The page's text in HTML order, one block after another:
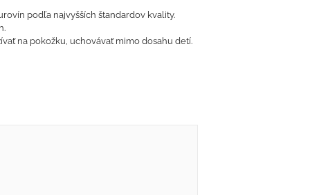
podľa najvyšších štandardov kvality.
na pokožku, uchovávať mimo dosahu detí.